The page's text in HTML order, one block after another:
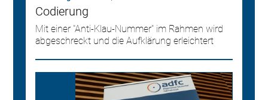
Codierung
Mit einer "Anti-Klau-Nummer" im Rahmen wird
abgeschreckt und die Aufklärung erleichtert